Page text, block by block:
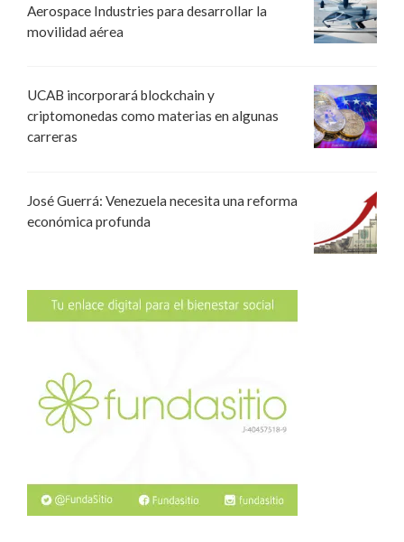
Aerospace Industries para desarrollar la
movilidad aérea
UCAB incorporará blockchain y
criptomonedas como materias en algunas
carreras
José Guerrá: Venezuela necesita una reforma
económica profunda